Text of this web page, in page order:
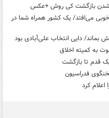
شدن بازگشت کی روش +عکس
می‌افتد/ یک کشور همراه شما در
دایی انتخاب علی‌آبادی بود
به کمیته اخلاق
قدم تا بازگشت
فدراسیون
کرد